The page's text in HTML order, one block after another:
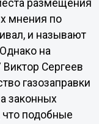
размещения
мнения по
и называют
на
Сергеев
газозаправки
законных
подобные